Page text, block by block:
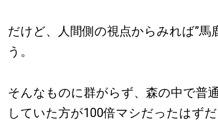
だけど、人間側の視点からみれば”馬
う。
そんなものに群がらず、森の中で普
していた方が100倍マシだったはず